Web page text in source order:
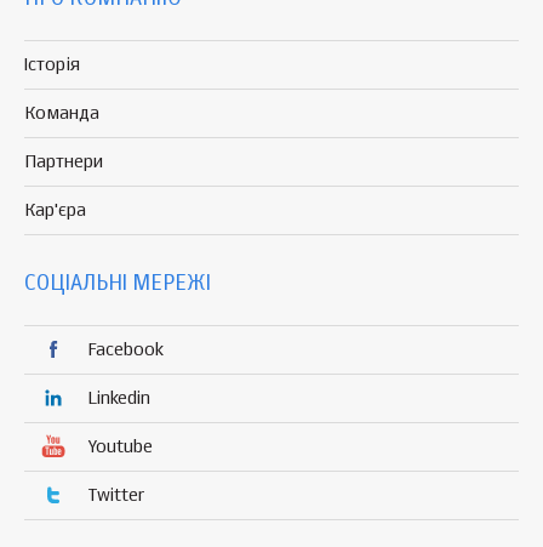
Історія
Команда
Партнери
Кар'єра
СОЦІАЛЬНІ МЕРЕЖІ
Facebook
Linkedin
Youtube
Twitter